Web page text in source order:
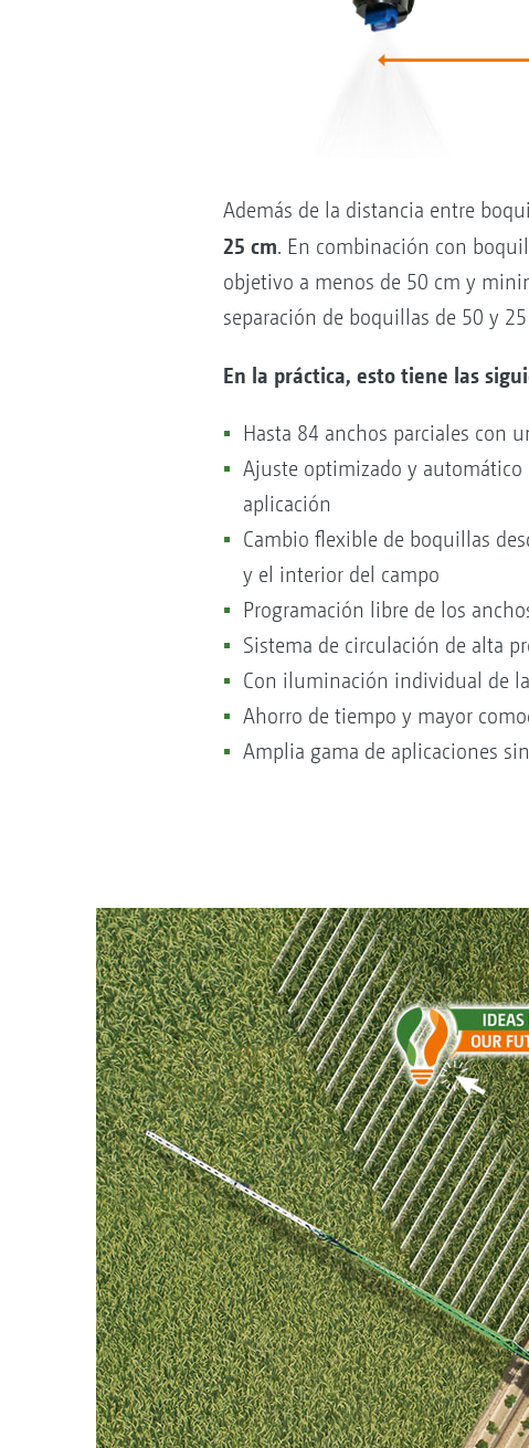
Además de la distancia entre
25 cm. En combinación con
objetivo a menos de 50 cm y
separación de boquillas de 50 y
En la práctica, esto tiene las
Hasta 84 anchos parciales con
Ajuste optimizado y automático
aplicación
Cambio flexible de boquillas
y el interior del campo
Programación libre de los
Sistema de circulación de alta
Con iluminación individual de
Ahorro de tiempo y mayor
Amplia gama de aplicaciones